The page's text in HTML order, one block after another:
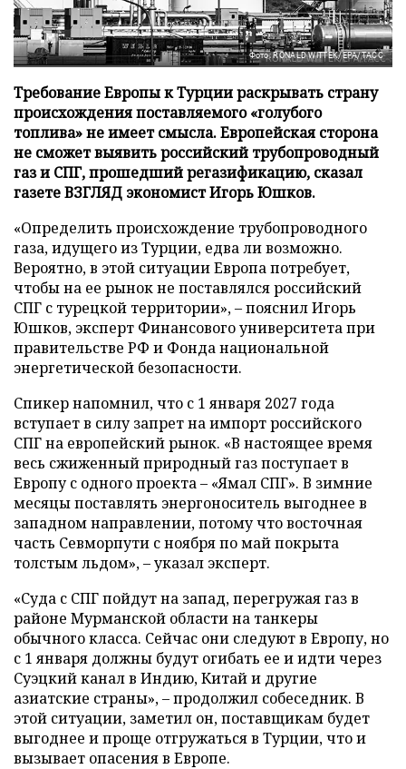
Фото: RONALD WITTEK/EPA/ТАСС
Требование Европы к Турции раскрывать страну
происхождения поставляемого «голубого
топлива» не имеет смысла. Европейская сторона
не сможет выявить российский трубопроводный
газ и СПГ, прошедший регазификацию, сказал
газете ВЗГЛЯД экономист Игорь Юшков.
«Определить происхождение трубопроводного
газа, идущего из Турции, едва ли возможно.
Вероятно, в этой ситуации Европа потребует,
чтобы на ее рынок не поставлялся российский
СПГ с турецкой территории», – пояснил Игорь
Юшков, эксперт Финансового университета при
правительстве РФ и Фонда национальной
энергетической безопасности.
Спикер напомнил, что с 1 января 2027 года
вступает в силу запрет на импорт российского
СПГ на европейский рынок. «В настоящее время
весь сжиженный природный газ поступает в
Европу с одного проекта – «Ямал СПГ». В зимние
месяцы поставлять энергоноситель выгоднее в
западном направлении, потому что восточная
часть Севморпути с ноября по май покрыта
толстым льдом», – указал эксперт.
«Суда с СПГ пойдут на запад, перегружая газ в
районе Мурманской области на танкеры
обычного класса. Сейчас они следуют в Европу, но
с 1 января должны будут огибать ее и идти через
Суэцкий канал в Индию, Китай и другие
азиатские страны», – продолжил собеседник. В
этой ситуации, заметил он, поставщикам будет
выгоднее и проще отгружаться в Турции, что и
вызывает опасения в Европе.